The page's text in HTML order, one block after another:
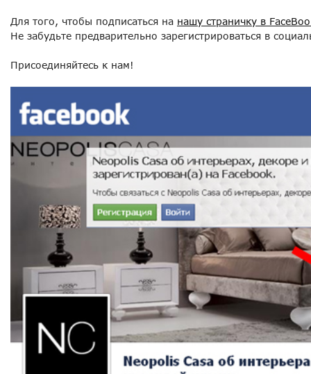
Для того, чтобы подписаться на нашу страничку в
Не забудьте предварительно зарегистрироваться в
Присоединяйтесь к нам!